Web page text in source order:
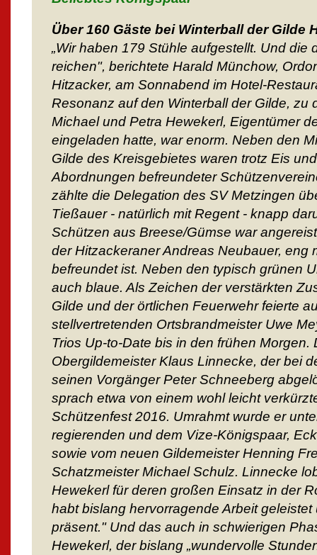
Über 160 Gäste bei Winterball der Gilde
„Wir haben 179 Stühle aufgestellt. Und die
reichen", berichtete Harald Münchow,
Hitzacker, am Sonnabend im Hotel-
Resonanz auf den Winterball der Gilde, zu
Michael und Petra Hewekerl, Eigentümer
eingeladen hatte, war enorm. Neben den
Gilde des Kreisgebietes waren trotz Eis
Abordnungen befreundeter
zählte die Delegation des SV Metzingen
Tießauer - natürlich mit Regent - knapp
Schützen aus Breese/Gümse war
der Hitzackeraner Andreas Neubauer, eng
befreundet ist. Neben den typisch grünen
auch blaue. Als Zeichen der verstärkten
Gilde und der örtlichen Feuerwehr feierte
stellvertretenden Ortsbrandmeister Uwe
Trios Up-to-Date bis in den frühen Morgen.
Obergildemeister Klaus Linnecke, der bei
seinen Vorgänger Peter Schneeberg
sprach etwa von einem wohl leicht
Schützenfest 2016. Umrahmt wurde er
regierenden und dem Vize-Königspaar,
sowie vom neuen Gildemeister Henning
Schatzmeister Michael Schulz. Linnecke
Hewekerl für deren großen Einsatz in der
habt bislang hervorragende Arbeit
präsent." Und das auch in schwierigen
Hewekerl, der bislang „wundervolle